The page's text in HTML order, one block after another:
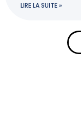
LIRE LA SUITE »